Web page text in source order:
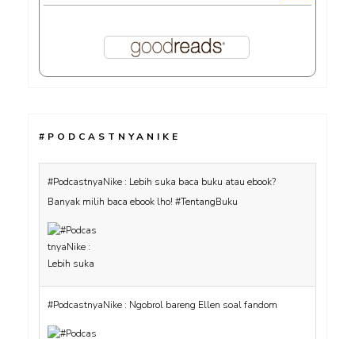
#PODCASTNYANIKE
#PodcastnyaNike : Lebih suka baca buku atau ebook?
Banyak milih baca ebook lho! #TentangBuku
#PodcastnyaNike : Ngobrol bareng Ellen soal fandom